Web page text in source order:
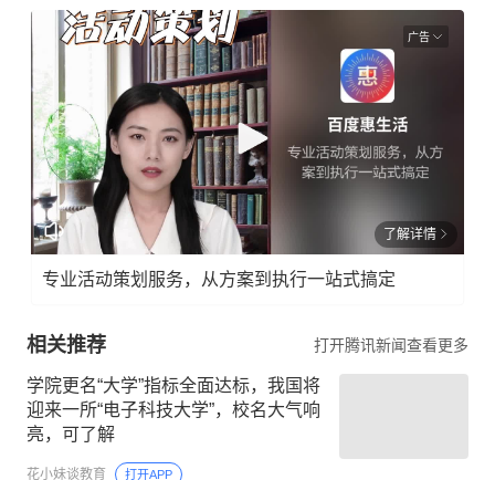
广告
了解详情
专业活动策划服务，从方案到执行一站式搞定
相关推荐 打开腾讯新闻查看更多
学院更名“大学”指标全面达标，我国将
迎来一所“电子科技大学”，校名大气响
亮，可了解
花小妹谈教育 打开APP